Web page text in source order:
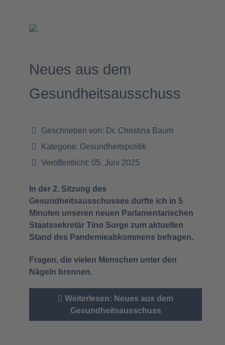
Neues aus dem
Gesundheitsausschuss
Geschrieben von: Dr. Christina Baum
Kategorie: Gesundheitspolitik
Veröffentlicht: 05. Juni 2025
In der 2. Sitzung des
Gesundheitsausschusses durfte ich in 5
Minuten unseren neuen Parlamentarischen
Staatssekretär Tino Sorge zum aktuellen
Stand des Pandemieabkommens befragen.
Fragen, die vielen Menschen unter den
Nägeln brennen.
Weiterlesen: Neues aus dem
Gesundheitsausschuss